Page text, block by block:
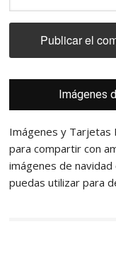
principal
Imágenes
Imágenes y Tarjetas
para compartir con
imágenes de
puedas utilizar para